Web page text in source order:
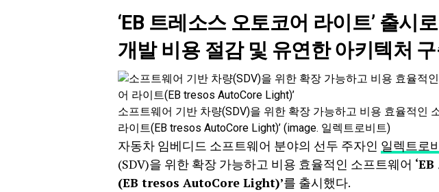
‘EB 트레소스 오토코어 라이트’ 출시로
개발 비용 절감 및 유연한 아키텍처
소프트웨어 기반 차량(SDV)을 위한 확장 가능하고 비용 효율적인
라이트(EB tresos AutoCore Light)’ (image. 일렉트로비트)
자동차 임베디드 소프트웨어 분야의 선두 주자인 일렉트로
(SDV)을 위한 확장 가능하고 비용 효율적인 소프트웨어
(EB tresos AutoCore Light)’를 출시했다.